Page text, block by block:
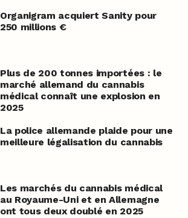
Organigram acquiert Sanity pour
250 millions €
Plus de 200 tonnes importées : le
marché allemand du cannabis
médical connaît une explosion en
2025
La police allemande plaide pour une
meilleure légalisation du cannabis
Les marchés du cannabis médical
au Royaume-Uni et en Allemagne
ont tous deux doublé en 2025